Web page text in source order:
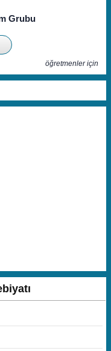
Grubu
öğretmenler için